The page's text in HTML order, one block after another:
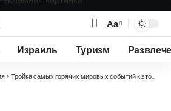
Изменение
размера
Аа
Израиль Туризм
> Тройка самых горячих мировых событий к этому часу